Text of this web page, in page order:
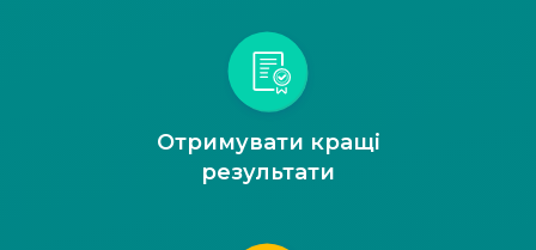
Отримувати кращі
результати